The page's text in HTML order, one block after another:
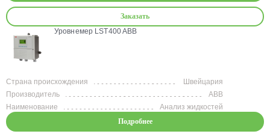
Заказать
Уровнемер LST400 ABB
Страна происхождения
Швейцария
Производитель
ABB
Наименование
Анализ жидкостей
Подробнее